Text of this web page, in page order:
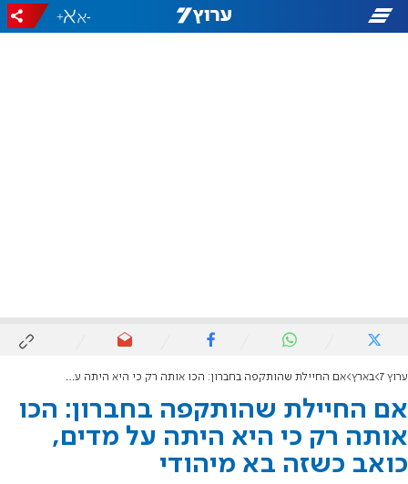
-
+
ערוץ 7 בארץ אם החיילת שהותקפה בחברון: הכו אותה רק כי היא היתה על מדים, כואב כשזה בא מיהודי
אם החיילת שהותקפה בחברון: הכו
אותה רק כי היא היתה על מדים,
כואב כשזה בא מיהודי